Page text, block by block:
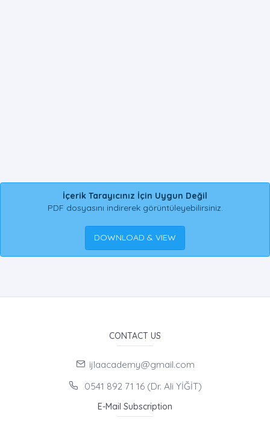
İçerik Tarayıcınız İçin Uygun Değil
PDF dosyasını indirerek görüntüleyebilirsiniz.
DOWNLOAD & VIEW
CONTACT US
ijlaacademy@gmail.com
0541 892 71 16 (Dr. Ali YİĞİT)
E-Mail Subscription